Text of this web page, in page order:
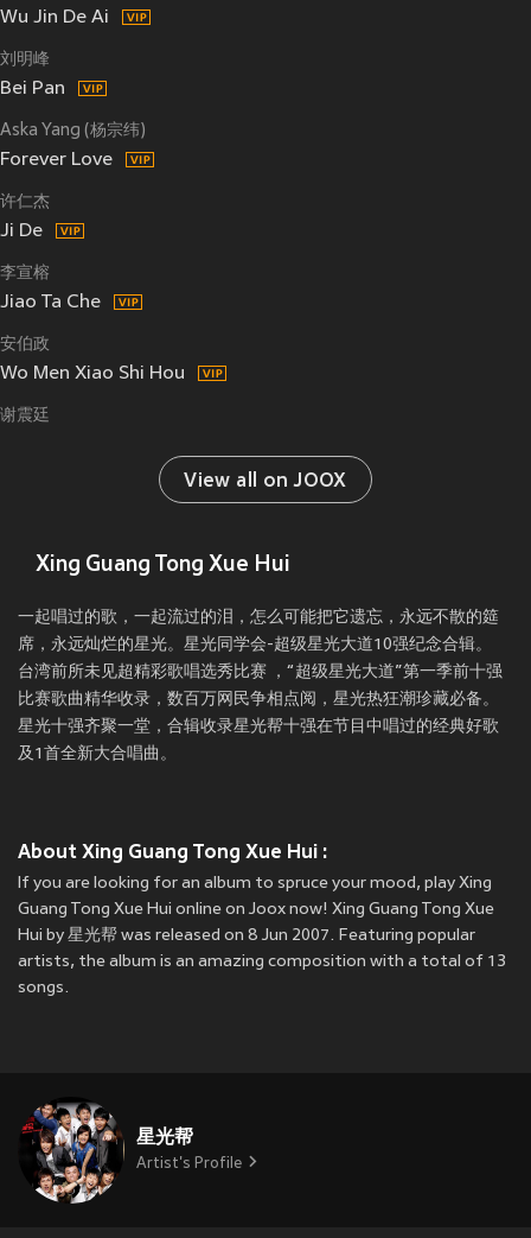
Wu Jin De Ai
刘明峰
Bei Pan
Aska Yang (杨宗纬)
Forever Love
许仁杰
Ji De
李宣榕
Jiao Ta Che
安伯政
Wo Men Xiao Shi Hou
谢震廷
View all on JOOX
Xing Guang Tong Xue Hui
一起唱过的歌，一起流过的泪，怎么可能把它遗忘，永远不散的筵
席，永远灿烂的星光。星光同学会-超级星光大道10强纪念合辑。
台湾前所未见超精彩歌唱选秀比赛 ，“超级星光大道”第一季前十强
比赛歌曲精华收录，数百万网民争相点阅，星光热狂潮珍藏必备。
星光十强齐聚一堂，合辑收录星光帮十强在节目中唱过的经典好歌
及1首全新大合唱曲。
About Xing Guang Tong Xue Hui :
If you are looking for an album to spruce your mood, play Xing
Guang Tong Xue Hui online on Joox now! Xing Guang Tong Xue
Hui by 星光帮 was released on 8 Jun 2007. Featuring popular
artists, the album is an amazing composition with a total of 13
songs.
星光帮
Artist's Profile